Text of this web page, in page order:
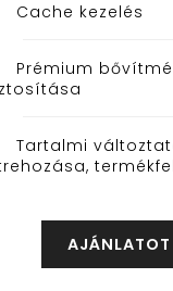
Cache kezelés
Prémium
Tartalmi
AJÁNLATOT